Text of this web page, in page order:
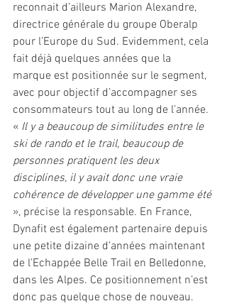
reconnait d’ailleurs Marion Alexandre,
directrice générale du groupe Oberalp
pour l’Europe du Sud. Evidemment, cela
fait déjà quelques années que la
marque est positionnée sur le segment,
avec pour objectif d’accompagner ses
consommateurs tout au long de l’année.
« Il y a beaucoup de similitudes entre le
ski de rando et le trail, beaucoup de
personnes pratiquent les deux
disciplines, il y avait donc une vraie
cohérence de développer une gamme été
», précise la responsable. En France,
Dynafit est également partenaire depuis
une petite dizaine d’années maintenant
de l’Echappée Belle Trail en Belledonne,
dans les Alpes. Ce positionnement n’est
donc pas quelque chose de nouveau.